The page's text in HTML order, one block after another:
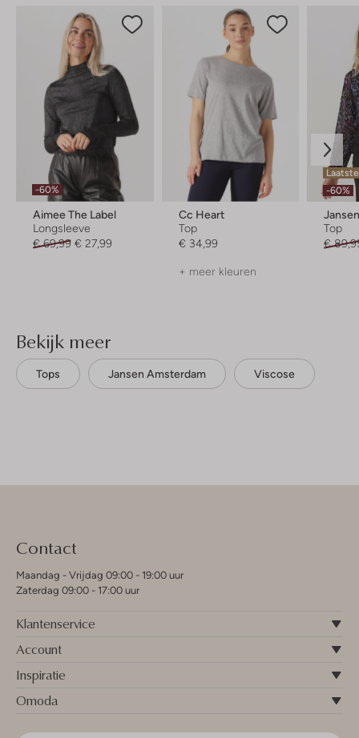
-60%
Aimee The Label
Longsleeve
€ 69,99 € 27,99
Cc Heart
Top
€ 34,99
+ meer kleuren
-60%
Top
€
Bekijk meer
Tops Jansen Amsterdam Viscose
Contact
Maandag - Vrijdag 09:00 - 19:00 uur
Zaterdag 09:00 - 17:00 uur
Klantenservice
Account
Inspiratie
Omoda